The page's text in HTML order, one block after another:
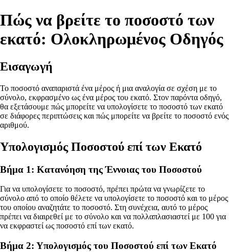
Πώς να βρείτε το ποσοστό των
εκατό: Ολοκληρωμένος Οδηγός
Εισαγωγή
Το ποσοστό αναπαριστά ένα μέρος ή μια αναλογία σε σχέση με το
σύνολο, εκφρασμένο ως ένα μέρος του εκατό. Στον παρόντα οδηγό,
θα εξετάσουμε πώς μπορείτε να υπολογίσετε το ποσοστό των εκατό
σε διάφορες περιπτώσεις και πώς μπορείτε να βρείτε το ποσοστό ενός
αριθμού.
Υπολογισμός Ποσοστού επί των Εκατό
Βήμα 1: Κατανόηση της Έννοιας του Ποσοστού
Για να υπολογίσετε το ποσοστό, πρέπει πρώτα να γνωρίζετε το
σύνολο από το οποίο θέλετε να υπολογίσετε το ποσοστό και το μέρος
του οποίου αναζητάτε το ποσοστό. Στη συνέχεια, αυτό το μέρος
πρέπει να διαιρεθεί με το σύνολο και να πολλαπλασιαστεί με 100 για
να εκφραστεί ως ποσοστό επί των εκατό.
Βήμα 2: Υπολογισμός του Ποσοστού επί των Εκατό